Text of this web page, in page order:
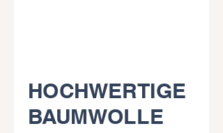
HOCHWERTIGE
BAUMWOLLE